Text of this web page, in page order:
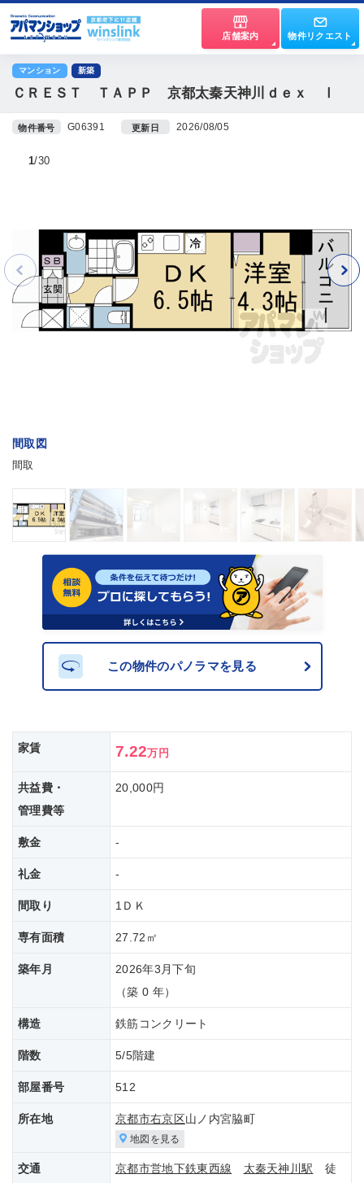
店舗案内 物件リクエスト
マンション 新築
ＣＲＥＳＴ ＴＡＰＰ 京都太秦天神川ｄｅｘ Ⅰ
物件番号 G06391 更新日 2026/08/05
間取図
間取
1 30
この物件のパノラマを見る
家賃 7.22万円
共益費・
管理費等
20,000円
敷金 -
礼金 -
間取り 1ＤＫ
専有面積 27.72㎡
築年月
2026年3月下旬
（築 0 年）
構造 鉄筋コンクリート
階数 5/5階建
部屋番号 512
所在地 京都市右京区山ノ内宮脇町
地図を見る
交通 京都市営地下鉄東西線 太秦天神川駅 徒